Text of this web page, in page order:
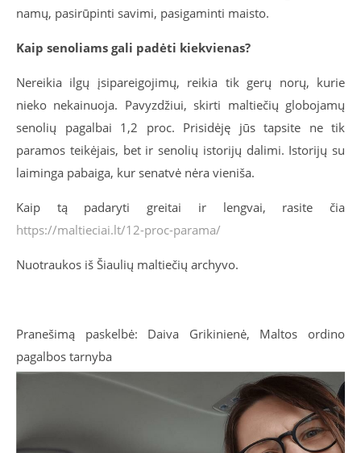
namų, pasirūpinti savimi, pasigaminti maisto.
Kaip senoliams gali padėti kiekvienas?
Nereikia ilgų įsipareigojimų, reikia tik gerų norų, kurie
nieko nekainuoja. Pavyzdžiui, skirti maltiečių globojamų
senolių pagalbai 1,2 proc. Prisidėję jūs tapsite ne tik
paramos teikėjais, bet ir senolių istorijų dalimi. Istorijų su
laiminga pabaiga, kur senatvė nėra vieniša.
Kaip tą padaryti greitai ir lengvai, rasite čia
https://maltieciai.lt/12-proc-parama/
Nuotraukos iš Šiaulių maltiečių archyvo.
Pranešimą paskelbė: Daiva Grikinienė, Maltos ordino
pagalbos tarnyba